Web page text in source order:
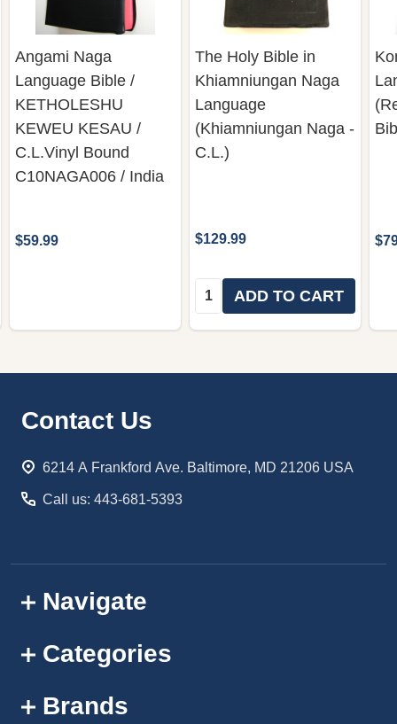
Angami Naga
Language Bible /
KETHOLESHU
KEWEU KESAU /
C.L.Vinyl Bound
C10NAGA006 / India
$59.99
The Holy Bible in
Khiamniungan Naga
Language
(Khiamniungan Naga -
C.L.)
$129.99
Quantity:ADD TO CART
Footer
Contact Us
6214 A Frankford Ave. Baltimore, MD 21206 USA
Call us: 443-681-5393
Navigate
Categories
Brands